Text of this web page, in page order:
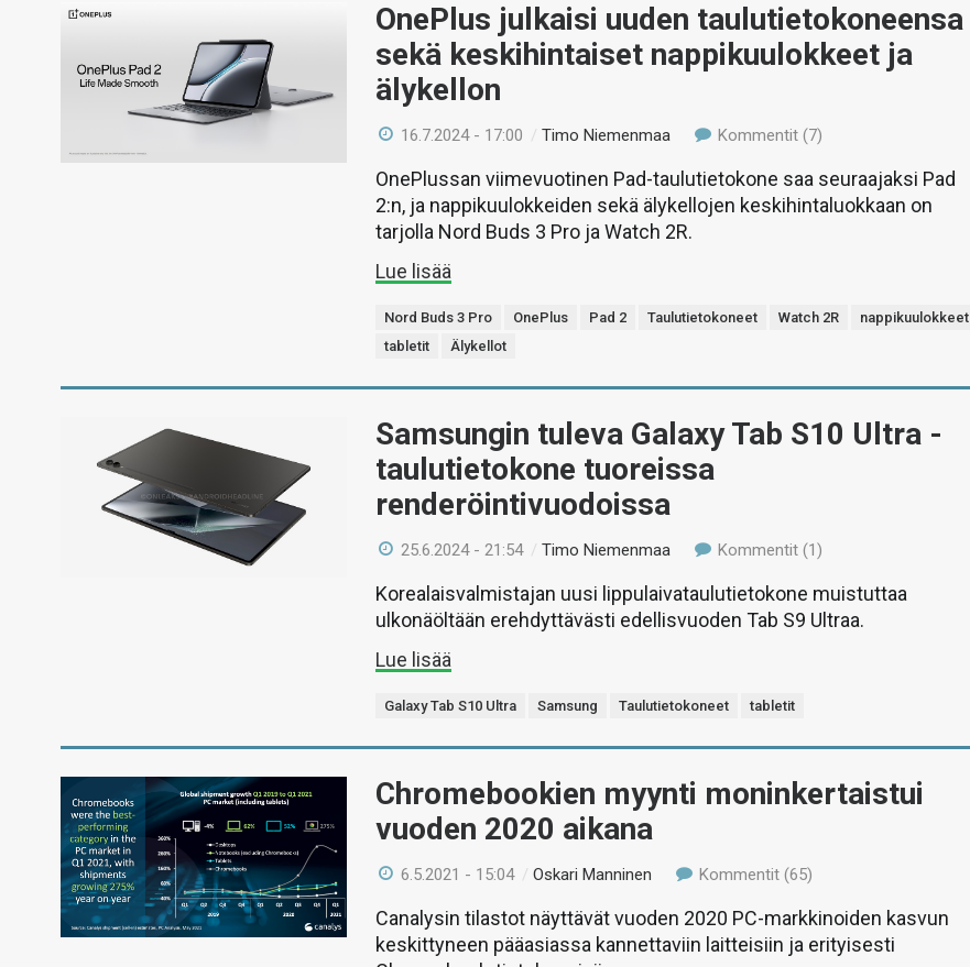
OnePlus julkaisi uuden taulutietokoneensa
sekä keskihintaiset nappikuulokkeet ja
älykellon
16.7.2024 - 17:00 /Timo Niemenmaa Kommentit (7)
OnePlussan viimevuotinen Pad-taulutietokone saa seuraajaksi Pad
2:n, ja nappikuulokkeiden sekä älykellojen keskihintaluokkaan on
tarjolla Nord Buds 3 Pro ja Watch 2R.
Lue lisää
Nord Buds 3 Pro OnePlus Pad 2 Taulutietokoneet Watch 2R
nappikuulokkeet
tabletit
Älykellot
Samsungin tuleva Galaxy Tab S10 Ultra -
taulutietokone tuoreissa
renderöintivuodoissa
25.6.2024 - 21:54 /Timo Niemenmaa Kommentit (1)
Korealaisvalmistajan uusi lippulaivataulutietokone muistuttaa
ulkonäöltään erehdyttävästi edellisvuoden Tab S9 Ultraa.
Lue lisää
Galaxy Tab S10 Ultra Samsung Taulutietokoneet tabletit
Chromebookien myynti moninkertaistui
vuoden 2020 aikana
6.5.2021 - 15:04 /Oskari Manninen Kommentit (65)
Canalysin tilastot näyttävät vuoden 2020 PC-markkinoiden kasvun
keskittyneen pääasiassa kannettaviin laitteisiin ja erityisesti